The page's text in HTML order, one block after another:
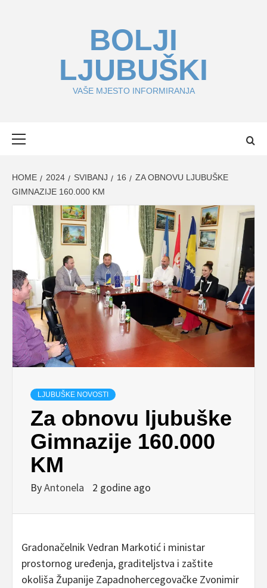
BOLJI
LJUBUŠKI
VAŠE MJESTO INFORMIRANJA
HOME 2024 SVIBANJ 16
ZA OBNOVU LJUBUŠKE
GIMNAZIJE 160.000 KM
LJUBUŠKE NOVOSTI
Za obnovu ljubuške
Gimnazije 160.000
KM
ByAntonela 2 godine ago
Gradonačelnik Vedran Markotić i ministar
prostornog uređenja, graditeljstva i zaštite
okoliša Županije Zapadnohercegovačke Zvonimir